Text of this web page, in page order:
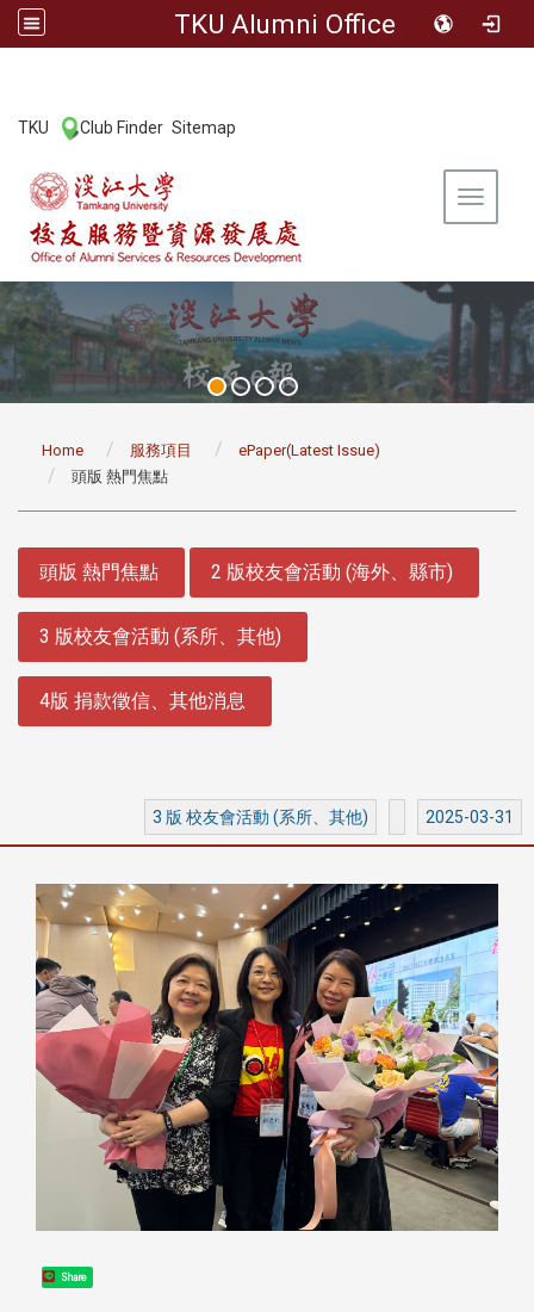
TKU Alumni Office
TKU Club Finder Sitemap
Toggle
Home 服務項目
ePaper(Latest Issue)
頭版 熱門焦點
頭版 熱門焦點 2 版校友會活動 (海外、縣市)
3 版校友會活動 (系所、其他)
4版 捐款徵信、其他消息
3 版 校友會活動 (系所、其他) 2025-03-31
Share